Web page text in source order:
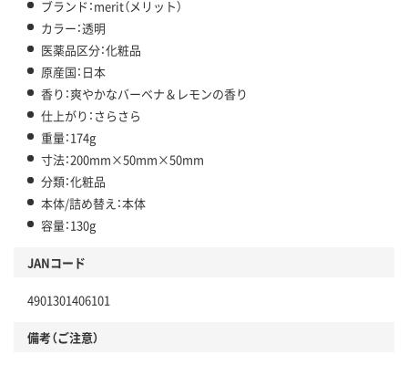
ブランド：merit（メリット）
カラー：透明
医薬品区分：化粧品
原産国：日本
香り：爽やかなバーベナ＆レモンの香り
仕上がり：さらさら
重量：174g
寸法：200mm×50mm×50mm
分類：化粧品
本体/詰め替え：本体
容量：130g
JANコード
4901301406101
備考（ご注意）